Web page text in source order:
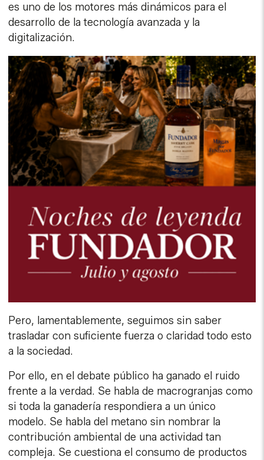
es uno de los motores más dinámicos para el
desarrollo de la tecnología avanzada y la
digitalización.
Pero, lamentablemente, seguimos sin saber
trasladar con suficiente fuerza o claridad todo esto
a la sociedad.
Por ello, en el debate público ha ganado el ruido
frente a la verdad. Se habla de macrogranjas como
si toda la ganadería respondiera a un único
modelo. Se habla del metano sin nombrar la
contribución ambiental de una actividad tan
compleja. Se cuestiona el consumo de productos